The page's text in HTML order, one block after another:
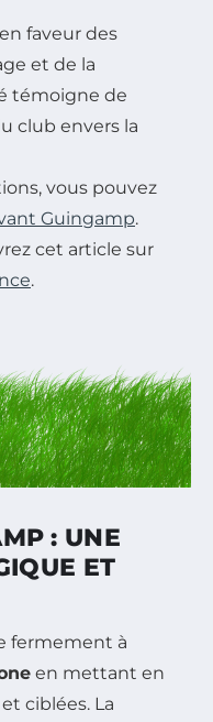
faveur des
et de la
témoigne de
club envers la
vous pouvez
Guingamp.
cet article sur
.
: UNE
ET
fermement à
en mettant en
et ciblées. La